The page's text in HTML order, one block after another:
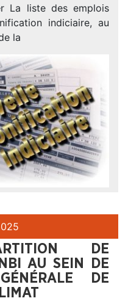
La liste des emplois
indiciaire, au
la
DE
AU SEIN DE
DE